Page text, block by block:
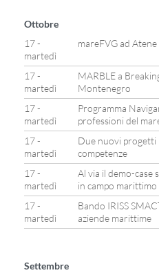
Ottobre
17 -
martedì
mareFVG ad Atene
17 -
martedì
MARBLE a
Montenegro
17 -
martedì
Programma
professioni del
17 -
martedì
Due nuovi progetti
competenze
17 -
martedì
Al via il demo-case
in campo marittimo
17 -
martedì
Bando IRISS
aziende marittime
Settembre